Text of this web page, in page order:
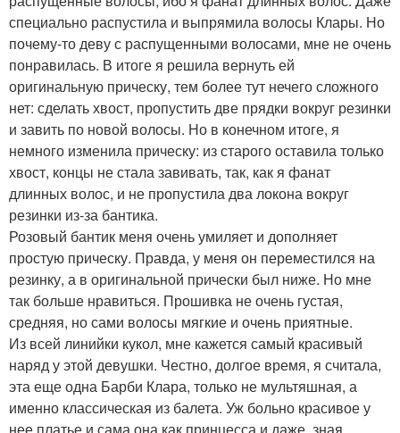
специально распустила и выпрямила волосы Клары. Но
почему-то деву с распущенными волосами, мне не очень
понравилась. В итоге я решила вернуть ей
оригинальную прическу, тем более тут нечего сложного
нет: сделать хвост, пропустить две прядки вокруг резинки
и завить по новой волосы. Но в конечном итоге, я
немного изменила прическу: из старого оставила только
хвост, концы не стала завивать, так, как я фанат
длинных волос, и не пропустила два локона вокруг
резинки из-за бантика.
Розовый бантик меня очень умиляет и дополняет
простую прическу. Правда, у меня он переместился на
резинку, а в оригинальной прически был ниже. Но мне
так больше нравиться. Прошивка не очень густая,
средняя, но сами волосы мягкие и очень приятные.
Из всей линийки кукол, мне кажется самый красивый
наряд у этой девушки. Честно, долгое время, я считала,
эта еще одна Барби Клара, только не мультяшная, а
именно классическая из балета. Уж больно красивое у